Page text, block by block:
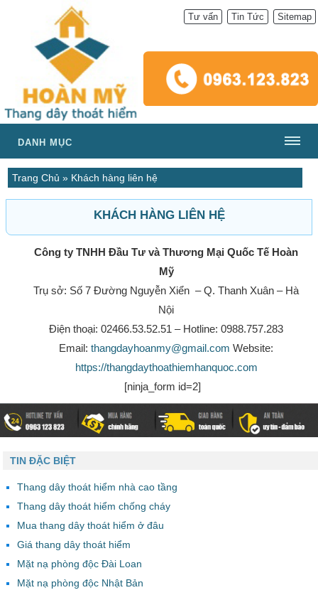
Tư vấn Tin Tức Sitemap
DANH MỤC
Trang Chủ » Khách hàng liên hệ
KHÁCH HÀNG LIÊN HỆ
Công ty TNHH Đầu Tư và Thương Mại Quốc Tế Hoàn
Mỹ
Trụ sở: Số 7 Đường Nguyễn Xiển – Q. Thanh Xuân – Hà
Nội
Điện thoại: 02466.53.52.51 – Hotline: 0988.757.283
Email: thangdayhoanmy@gmail.com Website:
https://thangdaythoathiemhanquoc.com
[ninja_form id=2]
TIN ĐẶC BIỆT
Thang dây thoát hiểm nhà cao tầng
Thang dây thoát hiểm chống cháy
Mua thang dây thoát hiểm ở đâu
Giá thang dây thoát hiểm
Mặt nạ phòng độc Đài Loan
Mặt nạ phòng độc Nhật Bản